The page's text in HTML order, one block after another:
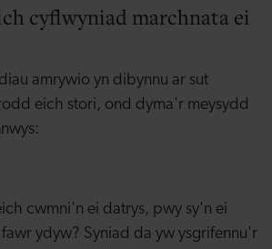
cyflwyniad marchnata ei
amrywio yn dibynnu ar sut
eich stori, ond dyma'r meysydd
cwmni'n ei datrys, pwy sy'n ei
ydyw? Syniad da yw ysgrifennu'r